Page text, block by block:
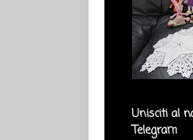
Unisciti al
Telegram